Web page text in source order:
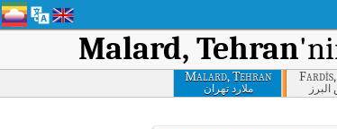
Malard, Tehran
Malard, Tehran
ملارد تهران